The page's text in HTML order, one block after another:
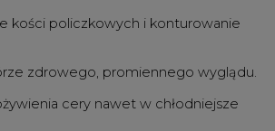
kości policzkowych i konturowanie
zdrowego, promiennego wyglądu.
cery nawet w chłodniejsze